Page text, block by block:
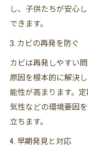
し、子供たちが安心
できます。
3. カビの再発を防ぐ
カビは再発しやすい
原因を根本的に解決
能性が高まります。
気性などの環境要因
立ちます。
4. 早期発見と対応